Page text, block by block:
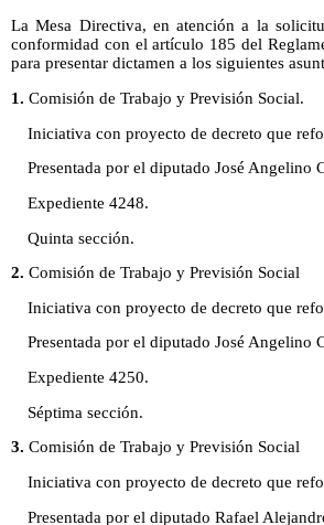
La Mesa Directiva, en atención a la
conformidad con el artículo 185 del
para presentar dictamen a los siguientes
1. Comisión de Trabajo y Previsión Social.
Iniciativa con proyecto de decreto que
Presentada por el diputado José
Expediente 4248.
Quinta sección.
2. Comisión de Trabajo y Previsión Social
Iniciativa con proyecto de decreto que
Presentada por el diputado José
Expediente 4250.
Séptima sección.
3. Comisión de Trabajo y Previsión Social
Iniciativa con proyecto de decreto que
Presentada por el diputado Rafael